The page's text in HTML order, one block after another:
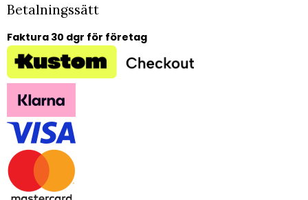
Betalningssätt
Faktura 30 dgr för företag